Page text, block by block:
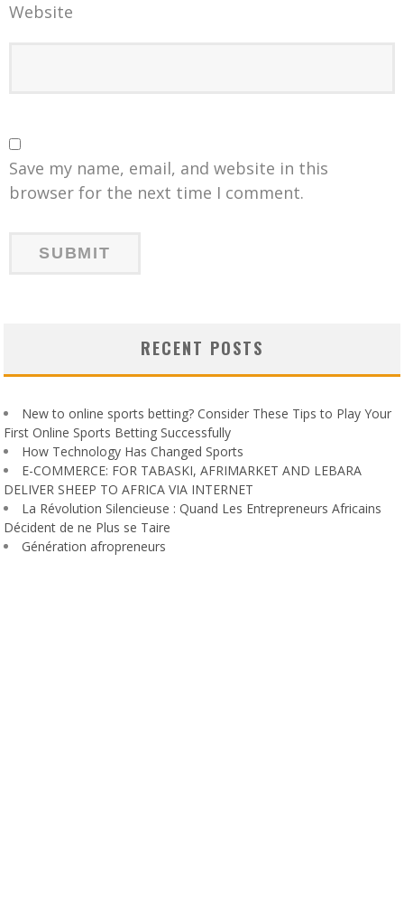
Website
Save my name, email, and website in this
browser for the next time I comment.
RECENT POSTS
New to online sports betting? Consider These Tips to Play Your
First Online Sports Betting Successfully
How Technology Has Changed Sports
E-COMMERCE: FOR TABASKI, AFRIMARKET AND LEBARA
DELIVER SHEEP TO AFRICA VIA INTERNET
La Révolution Silencieuse : Quand Les Entrepreneurs Africains
Décident de ne Plus se Taire
Génération afropreneurs